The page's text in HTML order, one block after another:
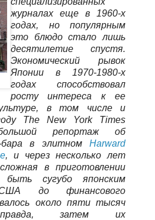
журналах еще в 1960-х
годах, но популярным
это блюдо стало лишь
десятилетие спустя.
Экономический рывок
Японии в 1970-1980-х
годах способствовал
росту интереса к ее
в том числе и
The New York Times
большой репортаж об
в элитном Harward
, и через несколько лет
в приготовлении
сугубо японским
до финансового
около пяти тысяч
правда, затем их